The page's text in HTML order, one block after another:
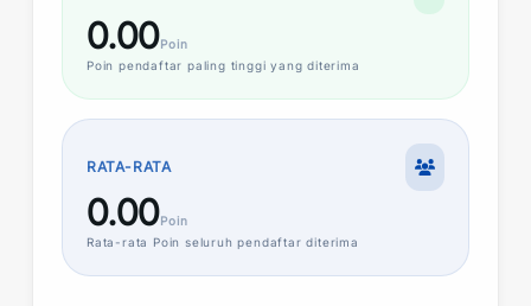
0.00Poin
Poin pendaftar paling tinggi yang diterima
RATA-RATA
0.00Poin
Rata-rata Poin seluruh pendaftar diterima